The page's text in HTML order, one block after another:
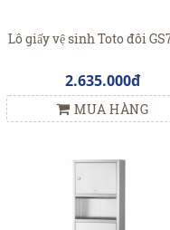
Lô giấy vệ sinh Toto đôi
2.635.000đ
MUA HÀNG